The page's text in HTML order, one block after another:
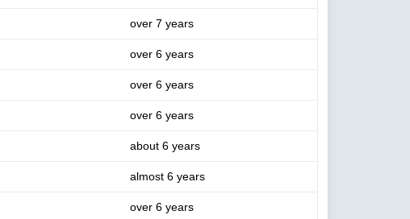
over 7 years
over 6 years
over 6 years
over 6 years
about 6 years
almost 6 years
over 6 years